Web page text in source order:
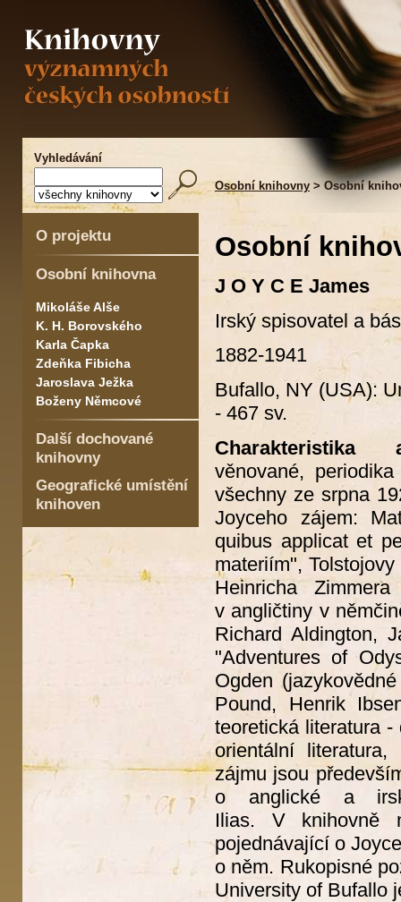
Vyhledávání
Osobní knihovny > Osobní
O projektu
Osobní knihovna
Mikoláše Alše
K. H. Borovského
Karla Čapka
Zdeňka Fibicha
Jaroslava Ježka
Boženy Němcové
Další dochované
knihovny
Geografické umístění
knihoven
Osobní
J O Y C E James
Irský spisovatel a
1882-1941
Bufallo, NY (USA):
- 467 sv.
věnované,
všechny ze srpna
Joyceho zájem:
quibus applicat et
materiím",
Heinricha
v angličtiny v
Richard Aldington,
"Adventures of
Ogden
Pound, Henrik
teoretická literatura
orientální
zájmu jsou
o anglické a
Ilias. V knihovně
pojednávající o
o něm. Rukopisné
University of Bufallo